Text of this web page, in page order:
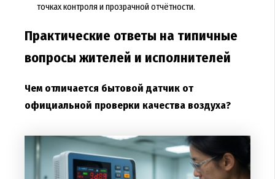
точках контроля и прозрачной отчётности.
Практические ответы на типичные
вопросы жителей и исполнителей
Чем отличается бытовой датчик от
официальной проверки качества воздуха?